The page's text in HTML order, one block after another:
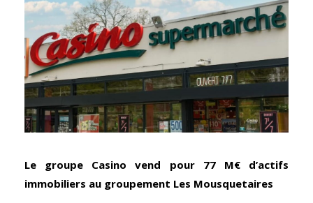
Le groupe Casino vend pour 77 M€ d’actifs
immobiliers au groupement Les Mousquetaires